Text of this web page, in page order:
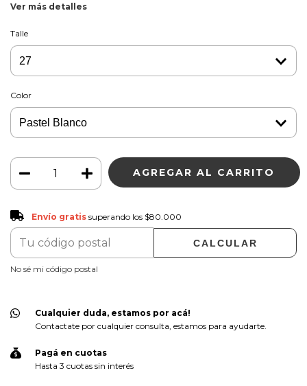
Ver más detalles
Talle
Color
Envío gratis $80.000
Entregas para el CP: CAMBIAR CP
Envío gratissuperando los $80.000
CALCULAR
No sé mi código postal
Cualquier duda, estamos por acá!
Contactate por cualquier consulta, estamos para ayudarte.
Pagá en cuotas
Hasta 3 cuotas sin interés